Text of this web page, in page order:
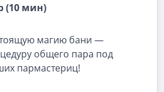
(10 мин)
магию бани —
общего пара под
пармастериц!